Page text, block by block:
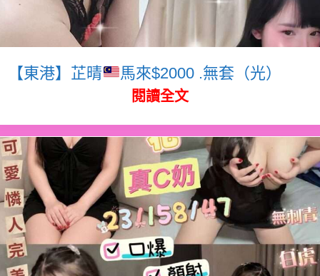
【東港】芷晴 馬來$2000 .無套（光）
閱讀全文